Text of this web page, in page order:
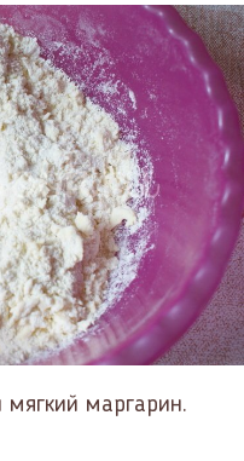
мягкий маргарин.